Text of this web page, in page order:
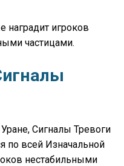
наградит игроков
частицами.
Сигналы Тревоги
по всей Изначальной
нестабильными